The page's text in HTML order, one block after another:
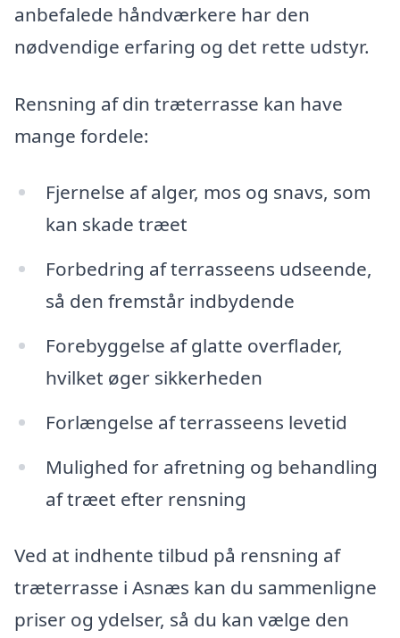
anbefalede håndværkere har den
nødvendige erfaring og det rette udstyr.
Rensning af din træterrasse kan have
mange fordele:
Fjernelse af alger, mos og snavs, som
kan skade træet
Forbedring af terrasseens udseende,
så den fremstår indbydende
Forebyggelse af glatte overflader,
hvilket øger sikkerheden
Forlængelse af terrasseens levetid
Mulighed for afretning og behandling
af træet efter rensning
Ved at indhente tilbud på rensning af
træterrasse i Asnæs kan du sammenligne
priser og ydelser, så du kan vælge den